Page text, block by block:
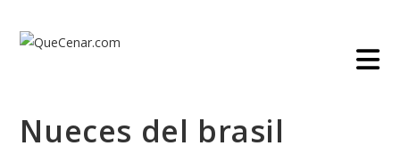
contenido
Nueces del brasil